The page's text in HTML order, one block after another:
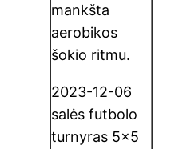
mankšta
aerobikos
šokio ritmu.
2023-12-06
salės futbolo
turnyras 5×5